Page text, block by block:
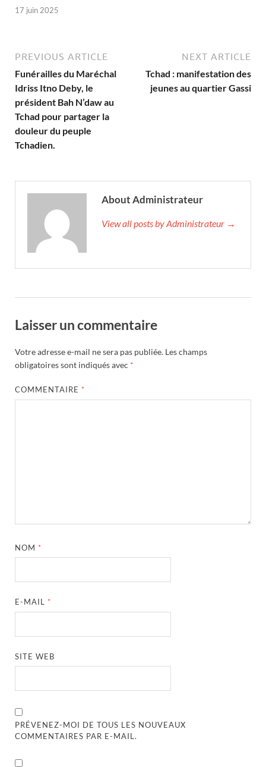
17 juin 2025
PREVIOUS ARTICLE
Funérailles du Maréchal
Idriss Itno Deby, le
président Bah N’daw au
Tchad pour partager la
douleur du peuple
Tchadien.
NEXT ARTICLE
Tchad : manifestation des
jeunes au quartier Gassi
About Administrateur
View all posts by Administrateur →
Laisser un commentaire
Votre adresse e-mail ne sera pas publiée. Les champs
obligatoires sont indiqués avec *
COMMENTAIRE *
NOM *
E-MAIL *
SITE WEB
PRÉVENEZ-MOI DE TOUS LES NOUVEAUX
COMMENTAIRES PAR E-MAIL.